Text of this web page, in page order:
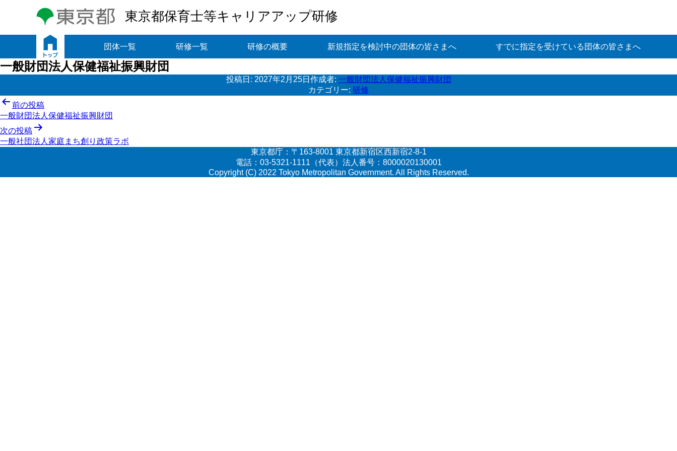
東京都保育士等キャリアアップ研修
団体一覧 研修一覧 研修の概要 新規指定を検討中の団体の皆さまへ すでに指定を受けている団体の皆さまへ
一般財団法人保健福祉振興財団
投稿日: 2027年2月25日 作成者: 一般財団法人保健福祉振興財団
カテゴリー: 研修
投
稿
ナ
ビ
前の投稿
一般財団法人保健福祉振興財団
次の投稿
一般社団法人家庭まち創り政策ラボ
東京都庁：〒163-8001 東京都新宿区西新宿2-8-1
電話：03-5321-1111（代表）法人番号：8000020130001
Copyright (C) 2022 Tokyo Metropolitan Government. All Rights Reserved.